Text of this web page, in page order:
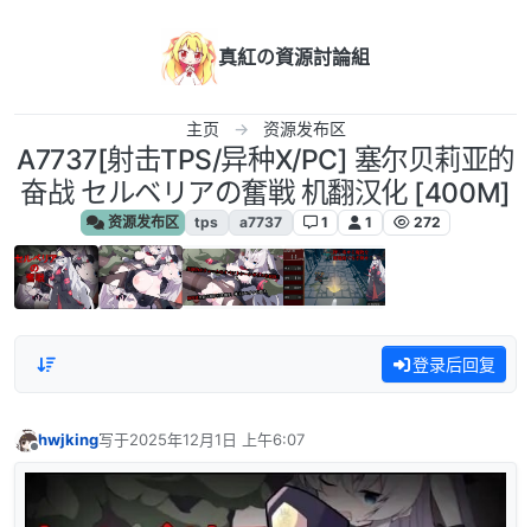
真紅の資源討論組
主页 资源发布区
A7737[射击TPS/异种X/PC] 塞尔贝莉亚的
奋战 セルベリアの奮戦 机翻汉化 [400M]
资源发布区 tps a7737 1 1 272
登录后回复
hwjking写于2025年12月1日 上午6:07
最后由 编辑